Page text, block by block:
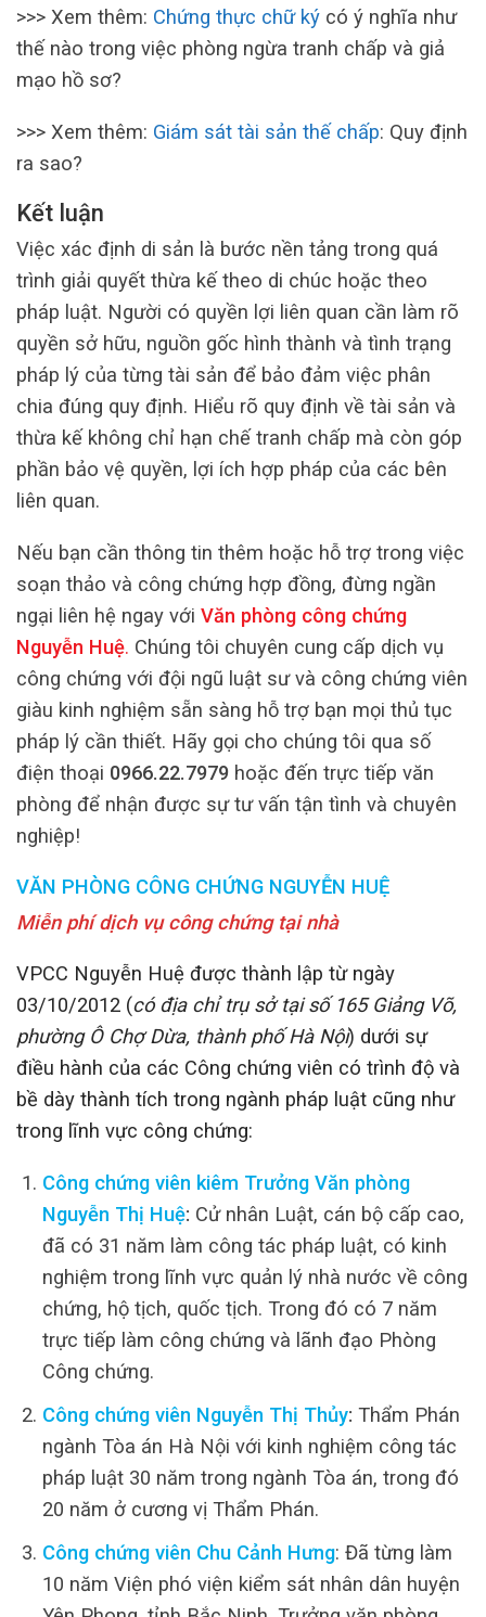
>>> Xem thêm: Chứng thực chữ ký có ý nghĩa như
thế nào trong việc phòng ngừa tranh chấp và giả
mạo hồ sơ?
>>> Xem thêm: Giám sát tài sản thế chấp: Quy định
ra sao?
Kết luận
Việc xác định di sản là bước nền tảng trong quá
trình giải quyết thừa kế theo di chúc hoặc theo
pháp luật. Người có quyền lợi liên quan cần làm rõ
quyền sở hữu, nguồn gốc hình thành và tình trạng
pháp lý của từng tài sản để bảo đảm việc phân
chia đúng quy định. Hiểu rõ quy định về tài sản và
thừa kế không chỉ hạn chế tranh chấp mà còn góp
phần bảo vệ quyền, lợi ích hợp pháp của các bên
liên quan.
Nếu bạn cần thông tin thêm hoặc hỗ trợ trong việc
soạn thảo và công chứng hợp đồng, đừng ngần
ngại liên hệ ngay với Văn phòng công chứng
Nguyễn Huệ. Chúng tôi chuyên cung cấp dịch vụ
công chứng với đội ngũ luật sư và công chứng viên
giàu kinh nghiệm sẵn sàng hỗ trợ bạn mọi thủ tục
pháp lý cần thiết. Hãy gọi cho chúng tôi qua số
điện thoại 0966.22.7979 hoặc đến trực tiếp văn
phòng để nhận được sự tư vấn tận tình và chuyên
nghiệp!
VĂN PHÒNG CÔNG CHỨNG NGUYỄN HUỆ
Miễn phí dịch vụ công chứng tại nhà
VPCC Nguyễn Huệ được thành lập từ ngày
03/10/2012 (có địa chỉ trụ sở tại số 165 Giảng Võ,
phường Ô Chợ Dừa, thành phố Hà Nội) dưới sự
điều hành của các Công chứng viên có trình độ và
bề dày thành tích trong ngành pháp luật cũng như
trong lĩnh vực công chứng:
Công chứng viên kiêm Trưởng Văn phòng
Nguyễn Thị Huệ: Cử nhân Luật, cán bộ cấp cao,
đã có 31 năm làm công tác pháp luật, có kinh
nghiệm trong lĩnh vực quản lý nhà nước về công
chứng, hộ tịch, quốc tịch. Trong đó có 7 năm
trực tiếp làm công chứng và lãnh đạo Phòng
Công chứng.
Công chứng viên Nguyễn Thị Thủy: Thẩm Phán
ngành Tòa án Hà Nội với kinh nghiệm công tác
pháp luật 30 năm trong ngành Tòa án, trong đó
20 năm ở cương vị Thẩm Phán.
Công chứng viên Chu Cảnh Hưng: Đã từng làm
10 năm Viện phó viện kiểm sát nhân dân huyện